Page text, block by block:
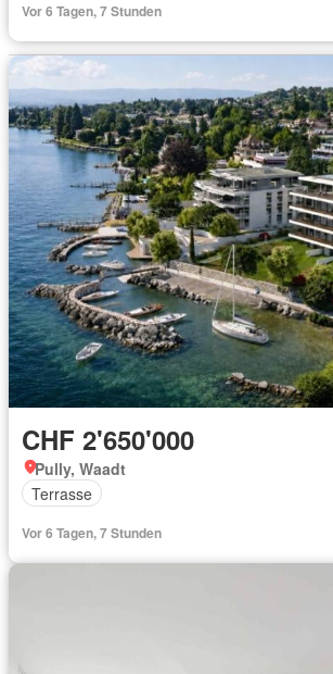
Vor 6 Tagen, 7 Stunden
CHF 2'650'000
Pully, Waadt
Terrasse
Vor 6 Tagen, 7 Stunden